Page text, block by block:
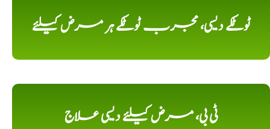
ٹوٹکے دیسی، مجرب ٹوٹکے ہر مرض کیلئے
ٹی بی، مرض کیلئے دیسی علاج